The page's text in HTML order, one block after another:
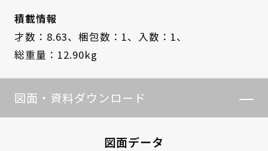
積載情報
才数：8.63、 梱包数：1、 入数：1、
総重量：12.90kg
図面・資料ダウンロード
図面データ